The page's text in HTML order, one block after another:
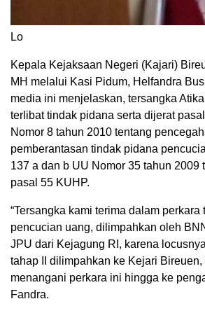
Lo
Kepala Kejaksaan Negeri (Kajari)
MH melalui Kasi Pidum, Helfandra
media ini menjelaskan, tersangka
terlibat tindak pidana serta dijerat
Nomor 8 tahun 2010 tentang
pemberantasan tindak pidana
137 a dan b UU Nomor 35 tahun 2009
pasal 55 KUHP.
“Tersangka kami terima dalam perkara
pencucian uang, dilimpahkan oleh
JPU dari Kejagung RI, karena
tahap II dilimpahkan ke Kejari
menangani perkara ini hingga ke
Fandra.